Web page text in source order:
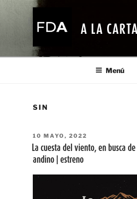
A LA CARTA
Menú
SIN
PUBLICADO
EL
10 MAYO, 2022
La cuesta del viento, en busca
andino | estreno